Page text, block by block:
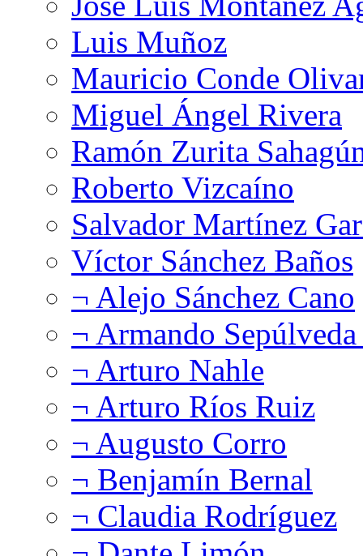
Luis Muñoz
Mauricio Conde
Miguel Ángel Rivera
Ramón Zurita
Roberto Vizcaíno
Salvador Martínez
Víctor Sánchez Baños
¬ Alejo Sánchez Cano
¬ Armando
¬ Arturo Nahle
¬ Arturo Ríos Ruiz
¬ Augusto Corro
¬ Benjamín Bernal
¬ Claudia Rodríguez